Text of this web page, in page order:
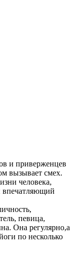
и приверженцев
вызывает смех.
человека,
впечатляющий
певица,
Она регулярно,а
по несколько